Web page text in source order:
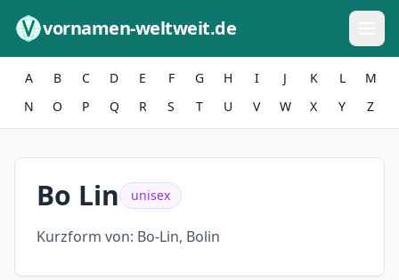
vornamen-weltweit.de
A B C D E F G H I J K L
M
N
O P Q R S T U V W X Y Z
Bo Lin unisex
Kurzform von: Bo-Lin, Bolin